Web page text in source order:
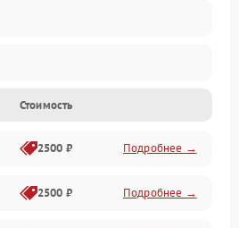
Стоимость
2500 ₽ Подробнее →
2500 ₽ Подробнее →